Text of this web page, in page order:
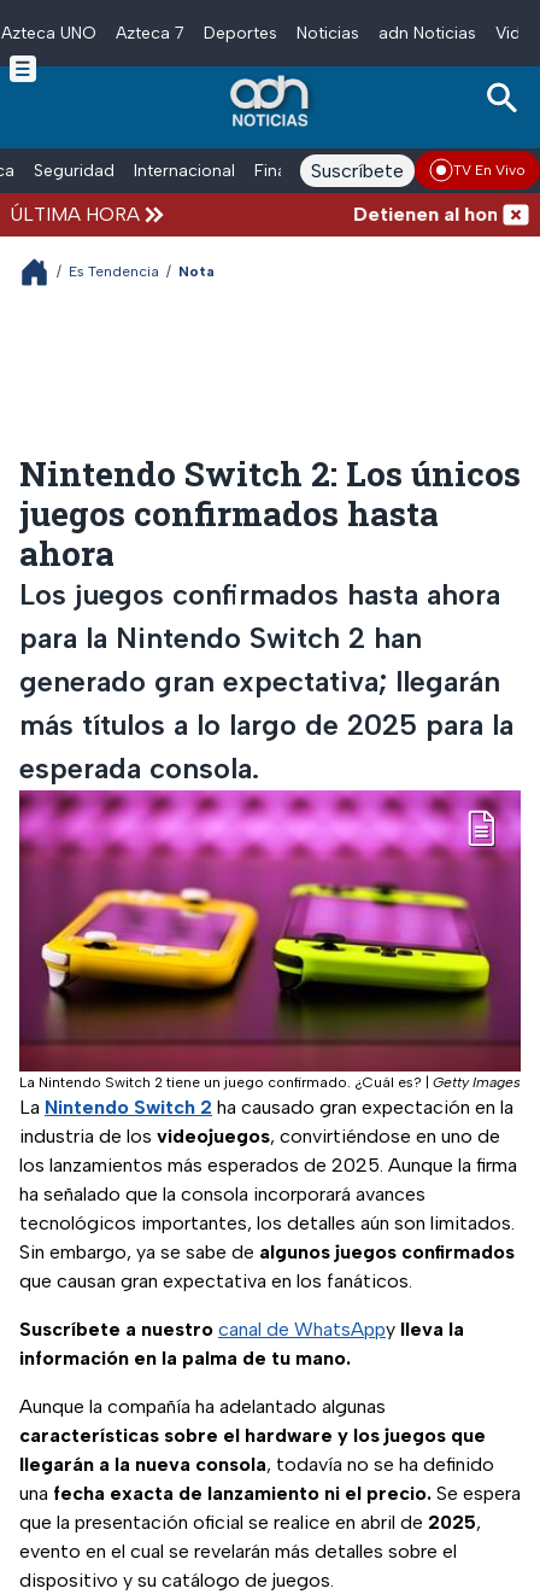
Skip to main content
Azteca UNO Azteca 7 Deportes Noticias adn Noticias
Seguridad Internacional Finanzas adn Noticias Radio
Suscríbete TV En Vivo
ÚLTIMA HORA Detienen al hombre
/ Es Tendencia / Nota
Nintendo Switch 2: Los únicos
juegos confirmados hasta
ahora
Los juegos confirmados hasta ahora
para la Nintendo Switch 2 han
generado gran expectativa; llegarán
más títulos a lo largo de 2025 para la
esperada consola.
La Nintendo Switch 2 tiene un juego confirmado. ¿Cuál es? Getty Images
La Nintendo Switch 2 ha causado gran expectación en la
industria de los videojuegos, convirtiéndose en uno de
los lanzamientos más esperados de 2025. Aunque la firma
ha señalado que la consola incorporará avances
tecnológicos importantes, los detalles aún son limitados.
Sin embargo, ya se sabe de algunos juegos confirmados
que causan gran expectativa en los fanáticos.
Suscríbete a nuestro canal de WhatsAppy lleva la
información en la palma de tu mano.
Aunque la compañía ha adelantado algunas
características sobre el hardware y los juegos que
llegarán a la nueva consola, todavía no se ha definido
una fecha exacta de lanzamiento ni el precio. Se espera
que la presentación oficial se realice en abril de 2025,
evento en el cual se revelarán más detalles sobre el
dispositivo y su catálogo de juegos.